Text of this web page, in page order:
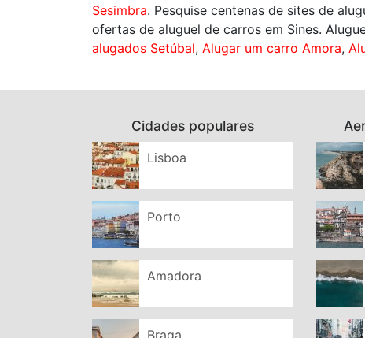
Sesimbra. Pesquise centenas de sites de
ofertas de aluguel de carros em Sines.
alugados Setúbal, Alugar um carro Amora,
Cidades populares
Lisboa
Porto
Amadora
Braga